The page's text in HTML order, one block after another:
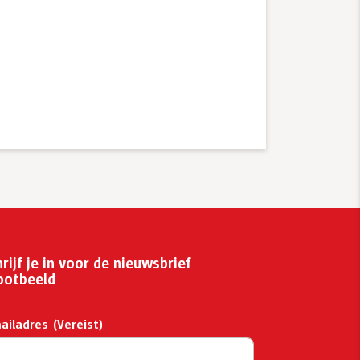
je in voor de nieuwsbrief
(Vereist)